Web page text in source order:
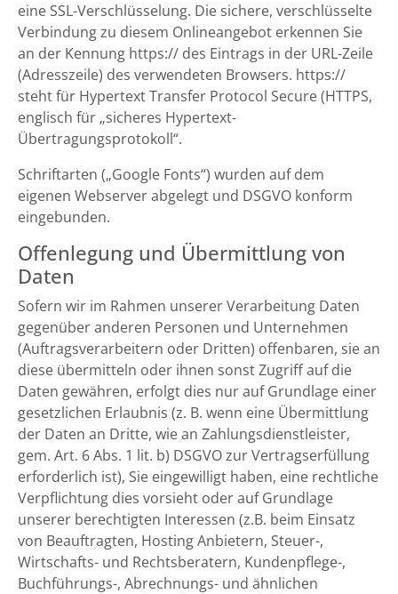
eine SSL-Verschlüsselung. Die sichere, verschlüsselte
Verbindung zu diesem Onlineangebot erkennen Sie
an der Kennung https:// des Eintrags in der URL-Zeile
(Adresszeile) des verwendeten Browsers. https://
steht für Hypertext Transfer Protocol Secure (HTTPS,
englisch für „sicheres Hypertext-
Übertragungsprotokoll“.
Schriftarten („Google Fonts“) wurden auf dem
eigenen Webserver abgelegt und DSGVO konform
eingebunden.
Offenlegung und Übermittlung von
Daten
Sofern wir im Rahmen unserer Verarbeitung Daten
gegenüber anderen Personen und Unternehmen
(Auftragsverarbeitern oder Dritten) offenbaren, sie an
diese übermitteln oder ihnen sonst Zugriff auf die
Daten gewähren, erfolgt dies nur auf Grundlage einer
gesetzlichen Erlaubnis (z. B. wenn eine Übermittlung
der Daten an Dritte, wie an Zahlungsdienstleister,
gem. Art. 6 Abs. 1 lit. b) DSGVO zur Vertragserfüllung
erforderlich ist), Sie eingewilligt haben, eine rechtliche
Verpflichtung dies vorsieht oder auf Grundlage
unserer berechtigten Interessen (z.B. beim Einsatz
von Beauftragten, Hosting Anbietern, Steuer-,
Wirtschafts- und Rechtsberatern, Kundenpflege-,
Buchführungs-, Abrechnungs- und ähnlichen